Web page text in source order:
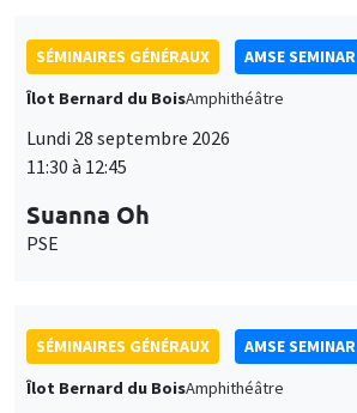
SÉMINAIRES GÉNÉRAUX
AMSE SEMINAR
Îlot Bernard du BoisAmphithéâtre
Lundi 28 septembre 2026
11:30 à 12:45
Suanna Oh
PSE
SÉMINAIRES GÉNÉRAUX
AMSE SEMINAR
Îlot Bernard du BoisAmphithéâtre